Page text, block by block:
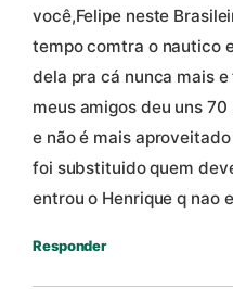
você,Felipe neste
tempo comtra o nautico
dela pra cá nunca mais
meus amigos deu uns
e não é mais
foi substituido quem
entrou o Henrique q nao
Responder